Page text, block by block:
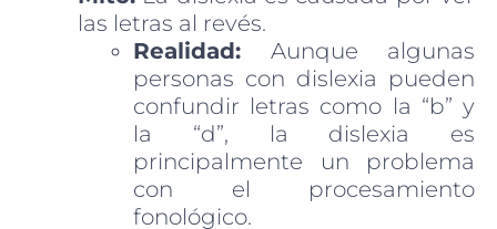
las letras al revés.
Realidad: Aunque algunas
personas con dislexia pueden
confundir letras como la “b” y
la “d”, la dislexia es
principalmente un problema
con el procesamiento
fonológico.